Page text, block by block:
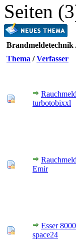
Seiten
Brandmeldetechnik
Thema /Verfasser
turbotobixxl
Emir
Esser
space24